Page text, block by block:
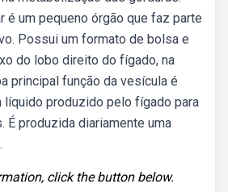
é um pequeno órgão que faz parte
Possui um formato de bolsa e
do lobo direito do fígado, na
principal função da vesícula é
líquido produzido pelo fígado para
É produzida diariamente uma
click the button below.